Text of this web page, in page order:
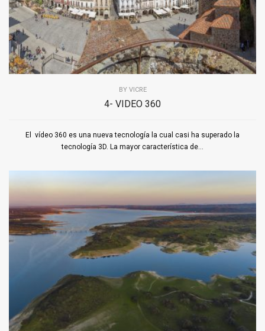
BY VICRE
4- VIDEO 360
El vídeo 360 es una nueva tecnología la cual casi ha superado la
tecnología 3D. La mayor característica de...